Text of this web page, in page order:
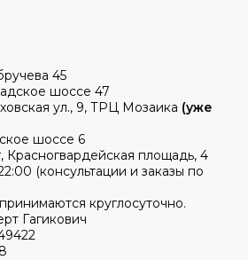
характеристики
— с первого взгляда.
45
шоссе 47
ул., 9, ТРЦ Мозаика (уже
шоссе 6
Красногвардейская площадь, 4
(консультации и заказы по
круглосуточно.
Гагикович